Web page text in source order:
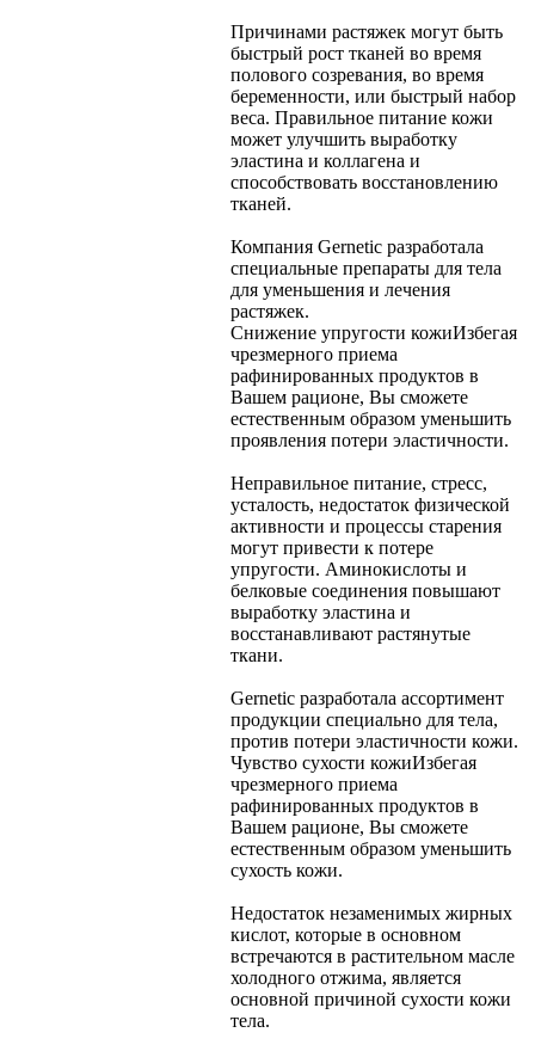
Причинами растяжек могут быть
быстрый рост тканей во время
полового созревания, во время
беременности, или быстрый набор
веса. Правильное питание кожи
может улучшить выработку
эластина и коллагена и
способствовать восстановлению
тканей.
Компания Gernetic разработала
специальные препараты для тела
для уменьшения и лечения
растяжек.
Снижение упругости кожиИзбегая
чрезмерного приема
рафинированных продуктов в
Вашем рационе, Вы сможете
естественным образом уменьшить
проявления потери эластичности.
Неправильное питание, стресс,
усталость, недостаток физической
активности и процессы старения
могут привести к потере
упругости. Аминокислоты и
белковые соединения повышают
выработку эластина и
восстанавливают растянутые
ткани.
Gernetic разработала ассортимент
продукции специально для тела,
против потери эластичности кожи.
Чувство сухости кожиИзбегая
чрезмерного приема
рафинированных продуктов в
Вашем рационе, Вы сможете
естественным образом уменьшить
сухость кожи.
Недостаток незаменимых жирных
кислот, которые в основном
встречаются в растительном масле
холодного отжима, является
основной причиной сухости кожи
тела.